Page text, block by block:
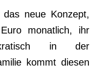
neue Konzept,
monatlich, ihr
in der
kommt diesen